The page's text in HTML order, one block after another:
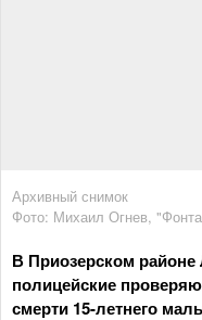
Архивный снимок
Фото: Михаил Огнев,
В Приозерском районе
полицейские
смерти 15-летнего